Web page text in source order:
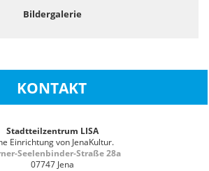
Bildergalerie
KONTAKT
Stadtteilzentrum LISA
Einrichtung von JenaKultur.
Seelenbinder-Straße 28a
07747 Jena